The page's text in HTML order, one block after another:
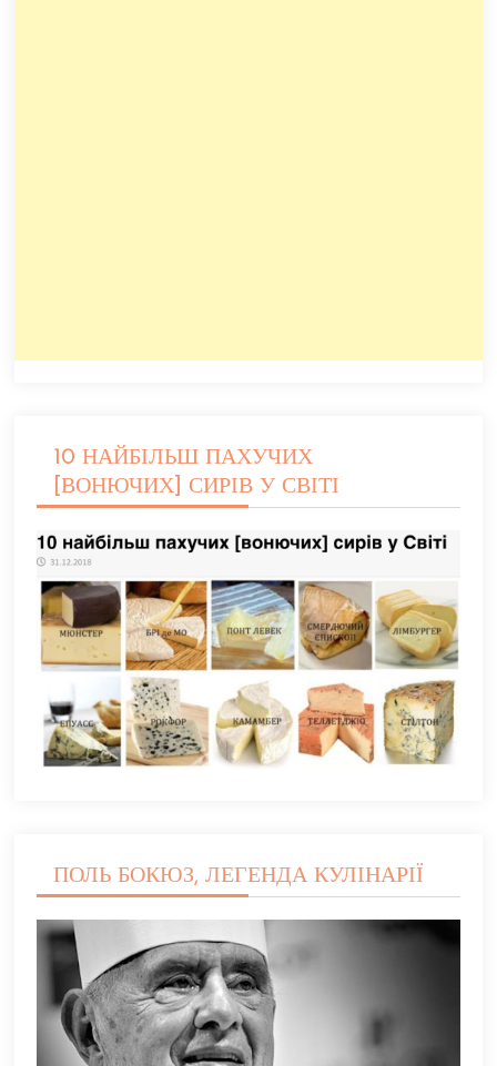
10 НАЙБІЛЬШ ПАХУЧИХ
[ВОНЮЧИХ] СИРІВ У СВІТІ
ПОЛЬ БОКЮЗ, ЛЕГЕНДА КУЛІНАРІЇ